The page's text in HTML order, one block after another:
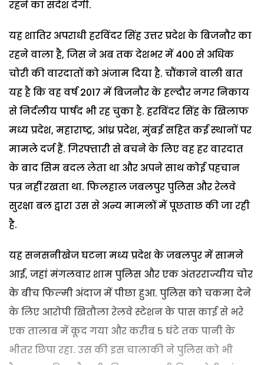
रहने का संदेश देगी.
यह शातिर अपराधी हरविंदर सिंह उत्तर प्रदेश के बिजनौर का
रहने वाला है, जिस ने अब तक देशभर में 400 से अधिक
चोरी की वारदातों को अंजाम दिया है. चौंकाने वाली बात
यह है कि वह वर्ष 2017 में बिजनौर के हल्दौर नगर निकाय
से निर्दलीय पार्षद भी रह चुका है. हरविंदर सिंह के खिलाफ
मध्य प्रदेश, महाराष्ट्र, आंध्र प्रदेश, मुंबई सहित कई स्थानों पर
मामले दर्ज हैं. गिरफ्तारी से बचने के लिए वह हर वारदात
के बाद सिम बदल लेता था और अपने साथ कोई पहचान
पत्र नहीं रखता था. फिलहाल जबलपुर पुलिस और रेलवे
सुरक्षा बल द्वारा उस से अन्य मामलों में पूछताछ की जा रही
है.
यह सनसनीखेज घटना मध्य प्रदेश के जबलपुर में सामने
आई, जहां मंगलवार शाम पुलिस और एक अंतरराज्यीय चोर
के बीच फिल्मी अंदाज में पीछा हुआ. पुलिस को चकमा देने
के लिए आरोपी खितौला रेलवे स्टेशन के पास काई से भरे
एक तालाब में कूद गया और करीब 5 घंटे तक पानी के
भीतर छिपा रहा. उस की इस चालाकी ने पुलिस को भी